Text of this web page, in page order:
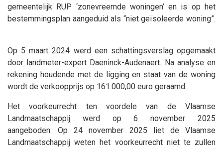
gemeentelijk RUP ‘zonevreemde woningen’ en is op het
bestemmingsplan aangeduid als “niet geïsoleerde woning”.
Op 5 maart 2024 werd een schattingsverslag opgemaakt
door landmeter-expert Daeninck-Audenaert. Na analyse en
rekening houdende met de ligging en staat van de woning
wordt de verkoopprijs op 161.000,00 euro geraamd.
Het voorkeurrecht ten voordele van de Vlaamse
Landmaatschappij werd op 6 november 2025
aangeboden. Op 24 november 2025 liet de Vlaamse
Landmaatschappij weten het voorkeurrecht niet te zullen